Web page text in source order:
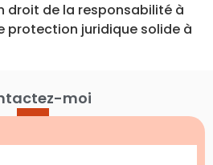
droit de la responsabilité à
protection juridique solide à
moi